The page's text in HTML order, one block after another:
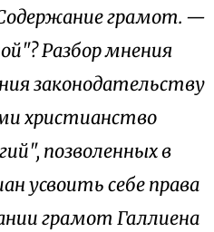
грамот. —
Разбор мнения
законодательству
христианство
позволенных в
усвоить себе права
грамот Галлиена